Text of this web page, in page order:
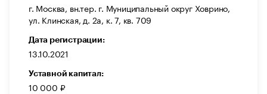
г. Москва, вн.тер. г. Муниципальный округ Ховрино,
ул. Клинская, д. 2а, к. 7, кв. 709
Дата регистрации:
13.10.2021
Уставной капитал:
10 000 ₽